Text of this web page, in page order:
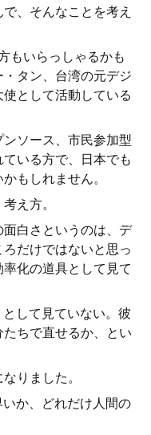
、そんなことを考え
もいらっしゃるかも
タン、台湾の元デジ
として活動している
ソース、市民参加型
いる方で、日本でも
もしれません。
え方。
白さというのは、デ
だけではないと思っ
化の道具として見て
して見ていない。彼
ちで直せるか、とい
りました。
か、どれだけ人間の